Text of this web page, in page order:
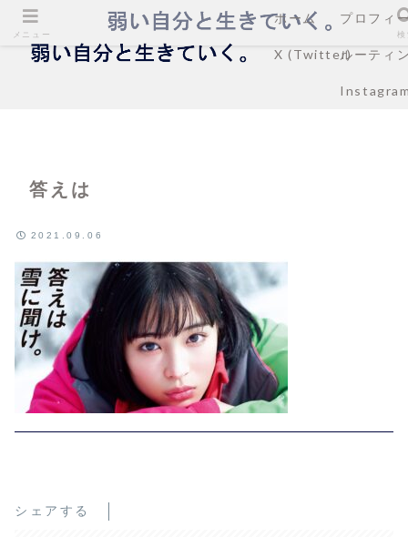
ホーム プロフィ
X (Twitter)ルーティ
答えは
2021.09.06
シェアする
メニュー